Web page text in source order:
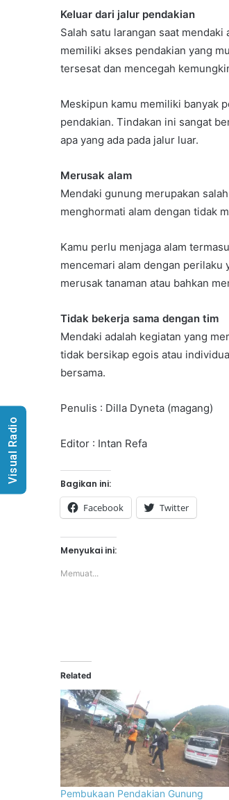
Keluar dari jalur pendakian
Salah satu larangan saat
memiliki akses pendakian yang
tersesat dan mencegah
Meskipun kamu memiliki banyak
pendakian. Tindakan ini sangat
apa yang ada pada jalur luar.
Merusak alam
Mendaki gunung merupakan
menghormati alam dengan tidak
Kamu perlu menjaga alam
mencemari alam dengan
merusak tanaman atau bahkan
Tidak bekerja sama dengan tim
Mendaki adalah kegiatan yang
tidak bersikap egois atau
bersama.
Penulis : Dilla Dyneta (magang)
Editor : Intan Refa
Bagikan ini:
Facebook Twitter
Menyukai ini:
Memuat...
Related
Pembukaan Pendakian Gunung
Visual Radio